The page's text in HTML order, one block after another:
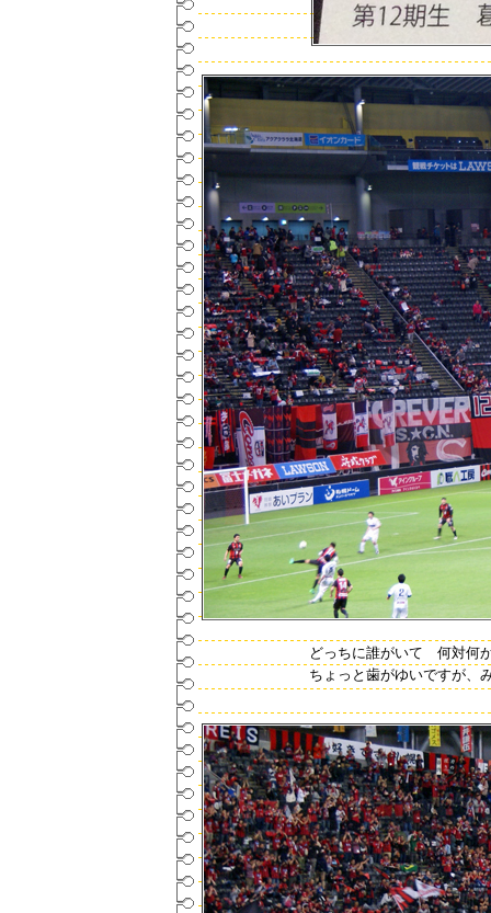
どっちに誰がいて 何対何
ちょっと歯がゆいですが、